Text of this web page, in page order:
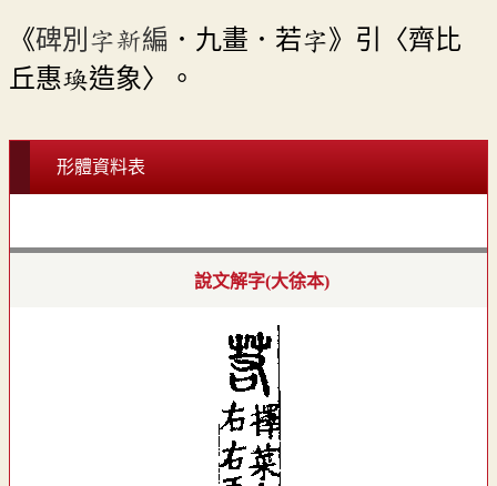
《碑別字新編 ．九畫．若字》引〈齊比
丘惠瑍造象〉。
形體資料表
說文解字(大徐本)